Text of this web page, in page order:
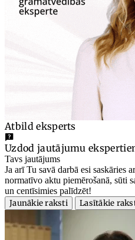
Atbild eksperts
Uzdod jautājumu
Tavs jautājums
Ja arī Tu savā darbā esi saskāries
normatīvo aktu piemērošanā, sūti
un centīsimies palīdzēt!
Jaunākie raksti
Lasītākie